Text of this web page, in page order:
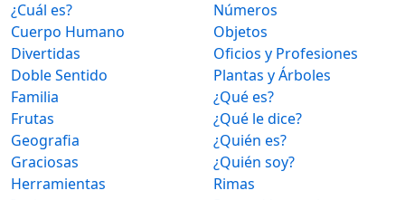
¿Cuál es?
Cuerpo Humano
Divertidas
Doble Sentido
Familia
Frutas
Geografia
Graciosas
Herramientas
Números
Objetos
Oficios y Profesiones
Plantas y Árboles
¿Qué es?
¿Qué le dice?
¿Quién es?
¿Quién soy?
Rimas